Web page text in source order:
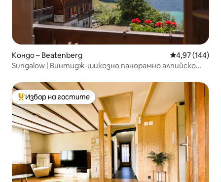
Кондо – Beatenberg Средна
4,97 (144)
Sungalow | Винтидж-шикозно панорамно алпийско
Най-популярен избор на гостите
Избор на гостите